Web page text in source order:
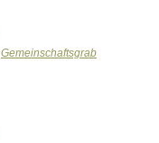
Gemeinschaftsgrab